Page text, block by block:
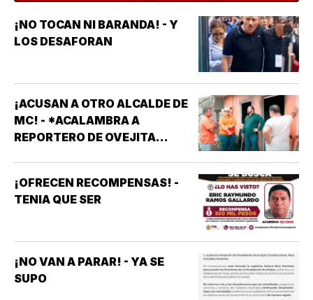
¡NO TOCAN NI BARANDA! - Y
LOS DESAFORAN
¡ACUSAN A OTRO ALCALDE DE
MC! - *ACALAMBRA A
REPORTERO DE OVEJITA
¡OFRECEN RECOMPENSAS! -
TENIA QUE SER
¡NO VAN A PARAR! - YA SE
SUPO